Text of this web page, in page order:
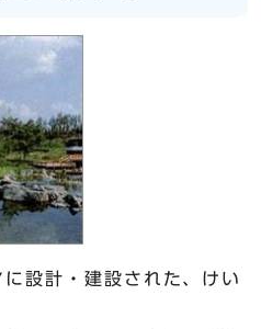
設計・建設された、けい